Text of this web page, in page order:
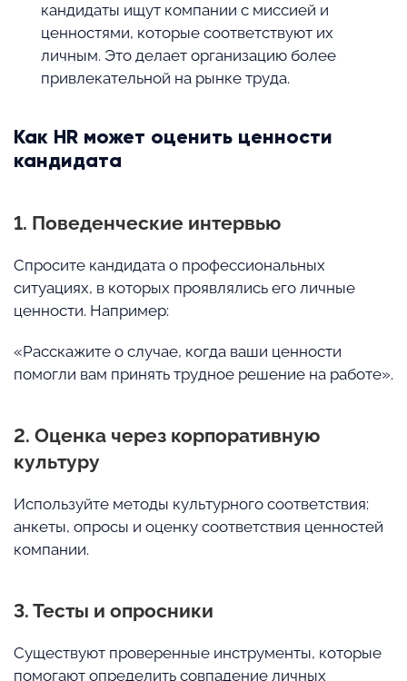
кандидаты ищут компании с миссией и
ценностями, которые соответствуют их
личным. Это делает организацию более
привлекательной на рынке труда.
Как HR может оценить ценности
кандидата
1. Поведенческие интервью
Спросите кандидата о профессиональных
ситуациях, в которых проявлялись его личные
ценности. Например:
«Расскажите о случае, когда ваши ценности
помогли вам принять трудное решение на работе».
2. Оценка через корпоративную
культуру
Используйте методы культурного соответствия:
анкеты, опросы и оценку соответствия ценностей
компании.
3. Тесты и опросники
Существуют проверенные инструменты, которые
помогают определить совпадение личных